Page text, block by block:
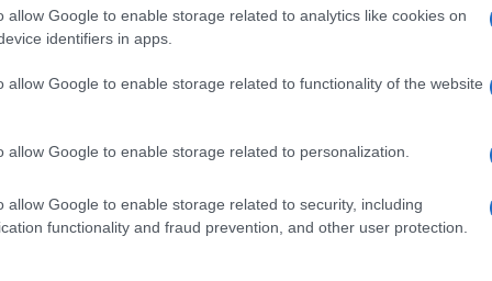
allow Google to enable storage related to analytics like cookies on
identifiers in apps.
allow Google to enable storage related to functionality of the website
allow Google to enable storage related to personalization.
allow Google to enable storage related to security, including
functionality and fraud prevention, and other user protection.
υδρογόνο στη Βιέννη
πρόκειται να τεθούν σε λειτουργία στην περιοχή
σηματοδοτώντας την πρώτη πλήρως
στη Βιέννη....
ηλεκτρόλυσης 100MW